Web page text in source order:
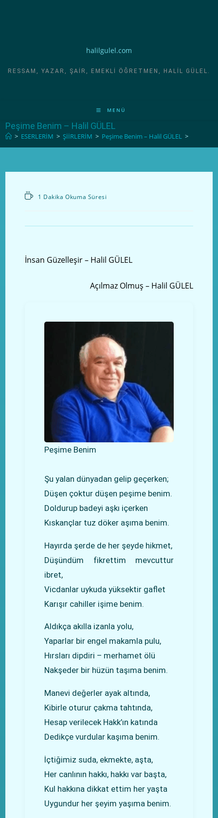
halilgulel.com
RESSAM, YAZAR, ŞAIR, EMEKLI ÖĞRETMEN, HALIL GÜLEL.
MENÜ
Peşime Benim – Halil GÜLEL
> ESERLERİM > ŞİİRLERİM > Peşime Benim – Halil GÜLEL >
1 Dakika Okuma Süresi
İnsan Güzelleşir – Halil GÜLEL
Açılmaz Olmuş – Halil GÜLEL
Peşime Benim
Şu yalan dünyadan gelip geçerken;
Düşen çoktur düşen peşime benim.
Doldurup badeyi aşkı içerken
Kıskançlar tuz döker aşıma benim.
Hayırda şerde de her şeyde hikmet,
Düşündüm fikrettim mevcuttur
ibret,
Vicdanlar uykuda yüksektir gaflet
Karışır cahiller işime benim.
Aldıkça akılla izanla yolu,
Yaparlar bir engel makamla pulu,
Hırsları dipdiri – merhamet ölü
Nakşeder bir hüzün taşıma benim.
Manevi değerler ayak altında,
Kibirle oturur çakma tahtında,
Hesap verilecek Hakk’ın katında
Dedikçe vurdular kaşıma benim.
İçtiğimiz suda, ekmekte, aşta,
Her canlının hakkı, hakkı var başta,
Kul hakkına dikkat ettim her yaşta
Uygundur her şeyim yaşıma benim.